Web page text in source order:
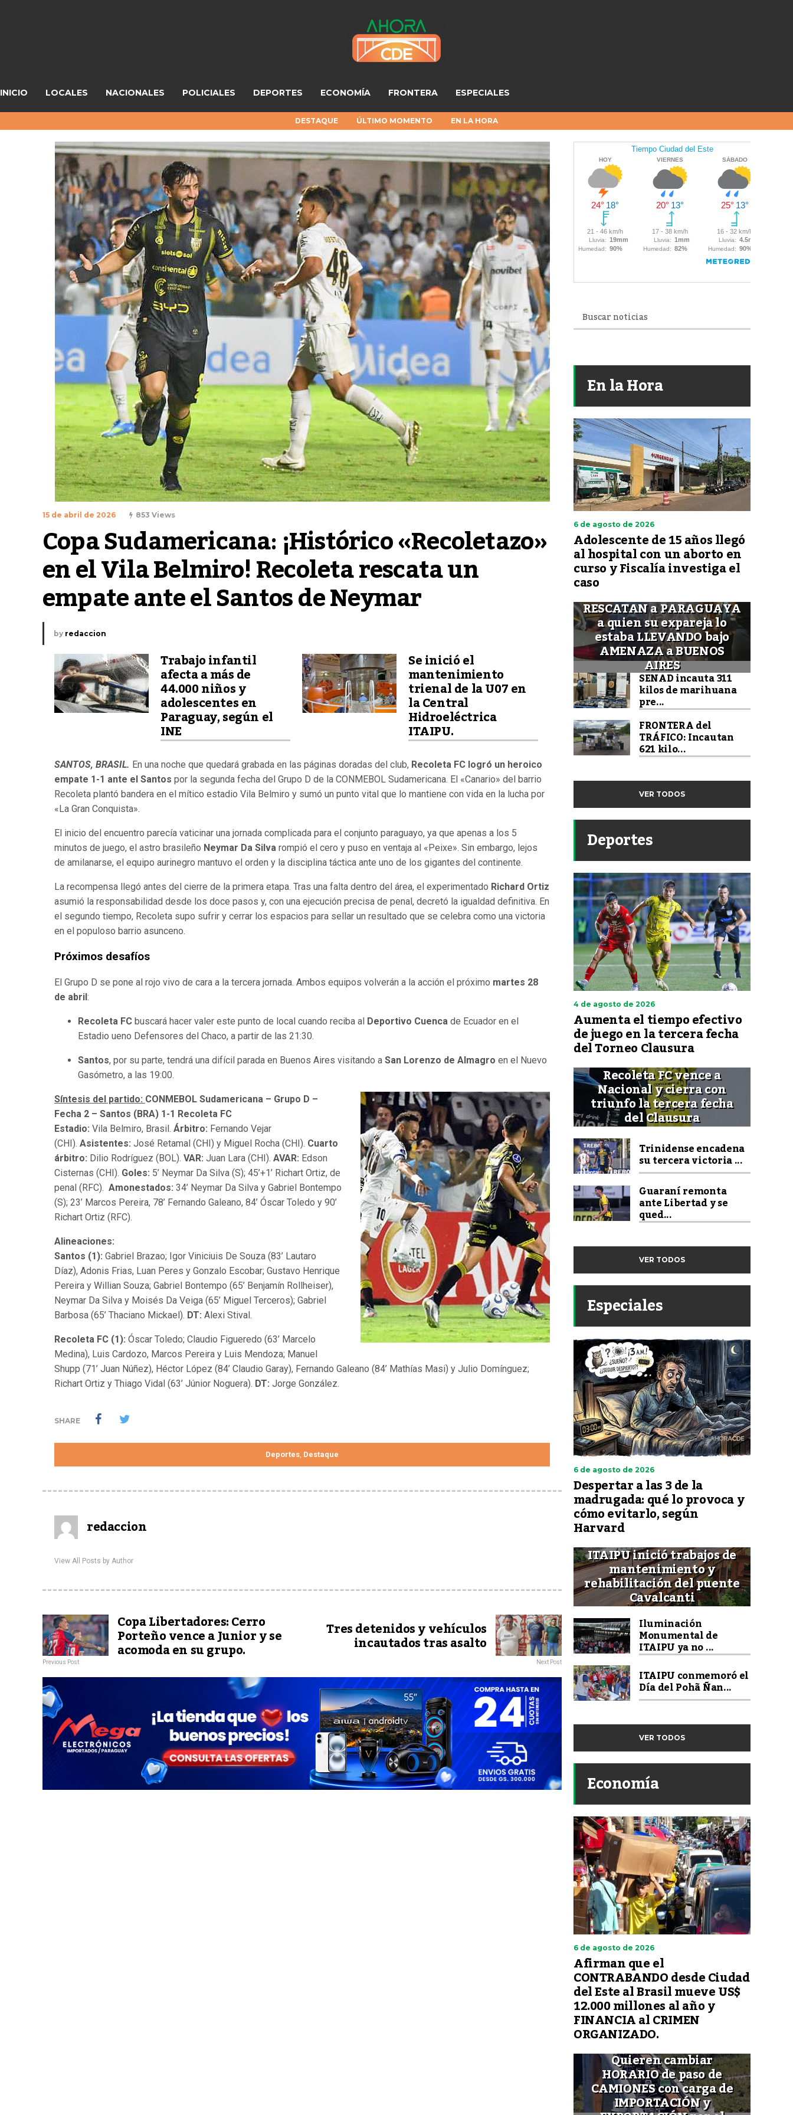
INICIO LOCALES NACIONALES POLICIALES DEPORTES ECONOMÍA FRONTERA ESPECIALES
DESTAQUE ÚLTIMO MOMENTO EN LA HORA
15 de abril de 2026 853 Views
Copa Sudamericana: ¡Histórico «Recoletazo»
en el Vila Belmiro! Recoleta rescata un
empate ante el Santos de Neymar
by redaccion
Trabajo infantil
afecta a más de
44.000 niños y
adolescentes en
Paraguay, según el
INE
Se inició el
mantenimiento
trienal de la U07 en
la Central
Hidroeléctrica
ITAIPU.
SANTOS, BRASIL. En una noche que quedará grabada en las páginas doradas del club, Recoleta FC logró un heroico
empate 1-1 ante el Santos por la segunda fecha del Grupo D de la CONMEBOL Sudamericana. El «Canario» del barrio
Recoleta plantó bandera en el mítico estadio Vila Belmiro y sumó un punto vital que lo mantiene con vida en la lucha por
«La Gran Conquista».
El inicio del encuentro parecía vaticinar una jornada complicada para el conjunto paraguayo, ya que apenas a los 5
minutos de juego, el astro brasileño Neymar Da Silva rompió el cero y puso en ventaja al «Peixe». Sin embargo, lejos
de amilanarse, el equipo aurinegro mantuvo el orden y la disciplina táctica ante uno de los gigantes del continente.
La recompensa llegó antes del cierre de la primera etapa. Tras una falta dentro del área, el experimentado Richard Ortiz
asumió la responsabilidad desde los doce pasos y, con una ejecución precisa de penal, decretó la igualdad definitiva. En
el segundo tiempo, Recoleta supo sufrir y cerrar los espacios para sellar un resultado que se celebra como una victoria
en el populoso barrio asunceno.
Próximos desafíos
El Grupo D se pone al rojo vivo de cara a la tercera jornada. Ambos equipos volverán a la acción el próximo martes 28
de abril :
Recoleta FC buscará hacer valer este punto de local cuando reciba al Deportivo Cuenca de Ecuador en el
Estadio ueno Defensores del Chaco, a partir de las 21:30.
Santos, por su parte, tendrá una difícil parada en Buenos Aires visitando a San Lorenzo de Almagro en el Nuevo
Gasómetro, a las 19:00.
Síntesis del partido: CONMEBOL Sudamericana – Grupo D –
Fecha 2 – Santos (BRA) 1-1 Recoleta FC
Estadio: Vila Belmiro, Brasil. Árbitro: Fernando Vejar
(CHI). Asistentes: José Retamal (CHI) y Miguel Rocha (CHI). Cuarto
árbitro: Dilio Rodríguez (BOL). VAR: Juan Lara (CHI). AVAR: Edson
Cisternas (CHI). Goles: 5’ Neymar Da Silva (S); 45’+1’ Richart Ortiz, de
penal (RFC). Amonestados: 34’ Neymar Da Silva y Gabriel Bontempo
(S); 23’ Marcos Pereira, 78’ Fernando Galeano, 84’ Óscar Toledo y 90’
Richart Ortiz (RFC).
Alineaciones:
Santos (1): Gabriel Brazao; Igor Viniciuis De Souza (83’ Lautaro
Díaz), Adonis Frias, Luan Peres y Gonzalo Escobar; Gustavo Henrique
Pereira y Willian Souza; Gabriel Bontempo (65’ Benjamín Rollheiser),
Neymar Da Silva y Moisés Da Veiga (65’ Miguel Terceros); Gabriel
Barbosa (65’ Thaciano Mickael). DT: Alexi Stival.
Recoleta FC (1): Óscar Toledo; Claudio Figueredo (63’ Marcelo
Medina), Luis Cardozo, Marcos Pereira y Luis Mendoza; Manuel
Shupp (71’ Juan Núñez), Héctor López (84’ Claudio Garay), Fernando Galeano (84’ Mathías Masi) y Julio Domínguez;
Richart Ortiz y Thiago Vidal (63’ Júnior Noguera). DT: Jorge González.
SHARE
Deportes, Destaque
redaccion
View All Posts by Author
Copa Libertadores: Cerro
Porteño vence a Junior y se
acomoda en su grupo.
Previous Post
Tres detenidos y vehículos
incautados tras asalto
Next Post
En la Hora
6 de agosto de 2026
Adolescente de 15 años llegó
al hospital con un aborto en
curso y Fiscalía investiga el
caso
RESCATAN a PARAGUAYA
a quien su expareja lo
estaba LLEVANDO bajo
AMENAZA a BUENOS
AIRES
SENAD incauta 311
kilos de marihuana
pre...
FRONTERA del
TRÁFICO: Incautan
621 kilo...
VER TODOS
Deportes
4 de agosto de 2026
Aumenta el tiempo efectivo
de juego en la tercera fecha
del Torneo Clausura
Recoleta FC vence a
Nacional y cierra con
triunfo la tercera fecha
del Clausura
Trinidense encadena
su tercera victoria ...
Guaraní remonta
ante Libertad y se
qued...
VER TODOS
Especiales
6 de agosto de 2026
Despertar a las 3 de la
madrugada: qué lo provoca y
cómo evitarlo, según
Harvard
ITAIPU inició trabajos de
mantenimiento y
rehabilitación del puente
Cavalcanti
Iluminación
Monumental de
ITAIPU ya no ...
ITAIPU conmemoró el
Día del Pohã Ñan...
VER TODOS
Economía
6 de agosto de 2026
Afirman que el
CONTRABANDO desde Ciudad
del Este al Brasil mueve US$
12.000 millones al año y
FINANCIA al CRIMEN
ORGANIZADO.
Quieren cambiar
HORARIO de paso de
CAMIONES con carga de
IMPORTACIÓN y